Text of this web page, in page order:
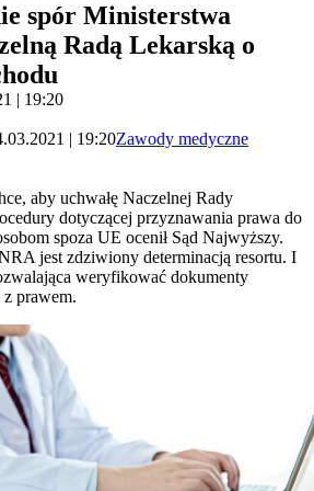
spór Ministerstwa
Radą Lekarską o
| 19:20
| 19:20Zawody medyczne
aby uchwałę Naczelnej Rady
dotyczącej przyznawania prawa do
spoza UE ocenił Sąd Najwyższy.
jest zdziwiony determinacją resortu. I
weryfikować dokumenty
prawem.